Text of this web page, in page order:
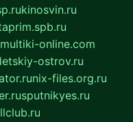
kinosvin.ru
multiki-online.com
ostrov.ru
nix-files.org.ru
sputnikyes.ru